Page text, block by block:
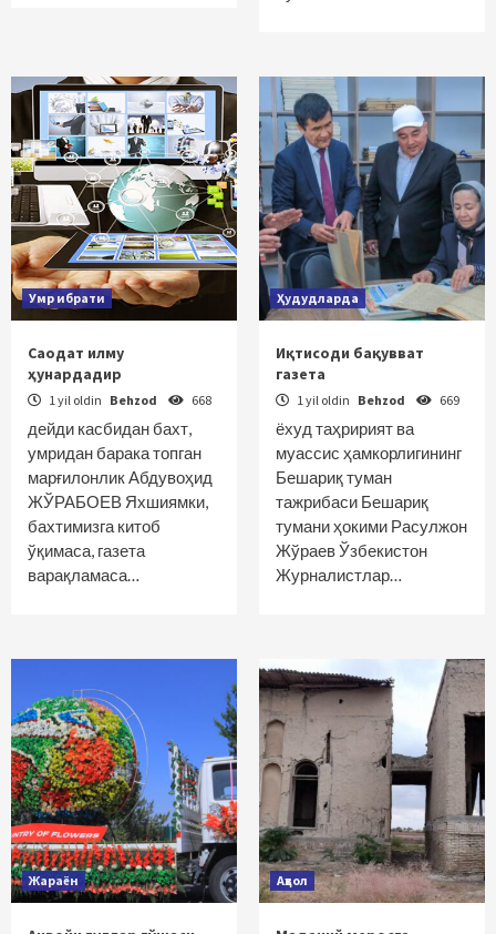
Умр ибрати
Саодат илму
ҳунардадир
1 yil oldin Behzod 668
дейди касбидан бахт,
умридан барака топган
марғилонлик Абдувоҳид
ЖЎРАБОЕВ Яхшиямки,
бахтимизга китоб
ўқимаса, газета
варақламаса…
Ҳудудларда
Иқтисоди бақувват
газета
1 yil oldin Behzod 669
ёхуд таҳририят ва
муассис ҳамкорлигининг
Бешариқ туман
тажрибаси Бешариқ
тумани ҳокими Расулжон
Жўраев Ўзбекистон
Журналистлар…
Жараён Аҳвол